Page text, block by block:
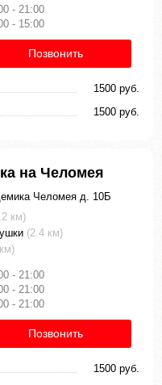
- 21:00
- 15:00
Позвонить
1500 руб.
1500 руб.
на Челомея
Челомея д. 10Б
км)
(2.4 км)
- 21:00
- 21:00
- 21:00
Позвонить
1500 руб.